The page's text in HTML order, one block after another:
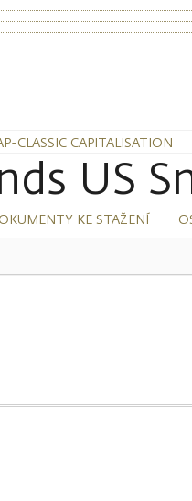
CLASSIC CAPITALISATION
US
KE STAŽENÍ